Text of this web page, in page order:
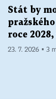
Stát by
roce
23. 7. 2026 ▪ 3